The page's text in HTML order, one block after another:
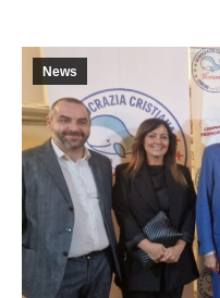
News